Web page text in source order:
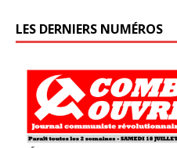
LES DERNIERS NUMÉROS